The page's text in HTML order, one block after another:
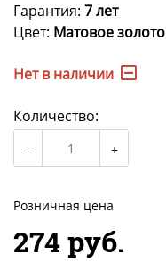
Гарантия: 7 лет
Цвет: Матовое золото
Нет в наличии
Количество:
Розничная цена
274 руб.